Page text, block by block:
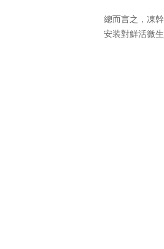
總而言之，凍
安装對鮮活微